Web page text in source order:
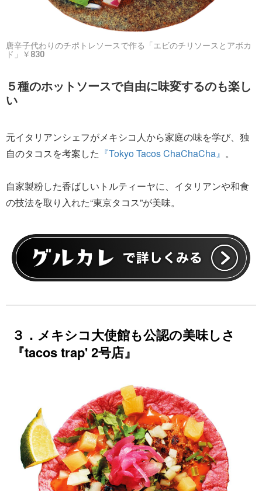
唐辛子代わりのチポトレソースで作る「エビのチリソースとアボカ
ド」￥830
５種のホットソースで自由に味変するのも楽し
い
元イタリアンシェフがメキシコ人から家庭の味を学び、独
自のタコスを考案した 『Tokyo Tacos ChaChaCha』 。
自家製粉した香ばしいトルティーヤに、イタリアンや和食
の技法を取り入れた“東京タコス”が美味。
３．メキシコ大使館も公認の美味しさ
『tacos trap' 2号店』